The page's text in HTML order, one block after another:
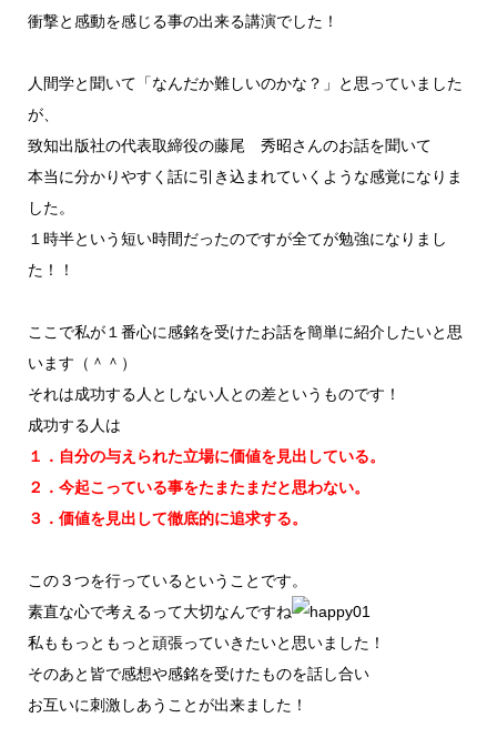
衝撃と感動を感じる事の出来る講演でした！
人間学と聞いて「なんだか難しいのかな？」と思っていました
が、
致知出版社の代表取締役の藤尾 秀昭さんのお話を聞いて
本当に分かりやすく話に引き込まれていくような感覚になりま
した。
１時半という短い時間だったのですが全てが勉強になりまし
た！！
ここで私が１番心に感銘を受けたお話を簡単に紹介したいと思
います（＾＾）
それは成功する人としない人との差というものです！
成功する人は
１．自分の与えられた立場に価値を見出している。
２．今起こっている事をたまたまだと思わない。
３．価値を見出して徹底的に追求する。
この３つを行っているということです。
素直な心で考えるって大切なんですね
私ももっともっと頑張っていきたいと思いました！
そのあと皆で感想や感銘を受けたものを話し合い
お互いに刺激しあうことが出来ました！